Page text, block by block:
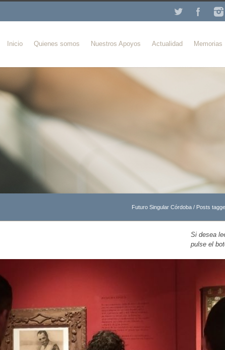
Inicio Quienes somos Nuestros Apoyos Actualidad Memorias
Futuro Singular Córdoba / Posts
Si desea
pulse el